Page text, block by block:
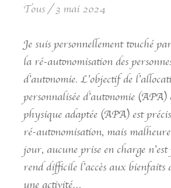
Tous 3 mai 2024
Je suis personnellement touché
la ré-autonomisation des
d’autonomie. L’objectif de
personnalisée d’autonomie (APA)
physique adaptée (APA) est
ré-autonomisation, mais
jour, aucune prise en charge n’est
rend difficile l’accès aux bienfaits
une activité…